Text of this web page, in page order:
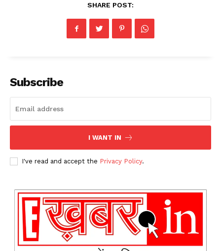
SHARE POST:
Subscribe
I WANT IN
I've read and accept the Privacy Policy.